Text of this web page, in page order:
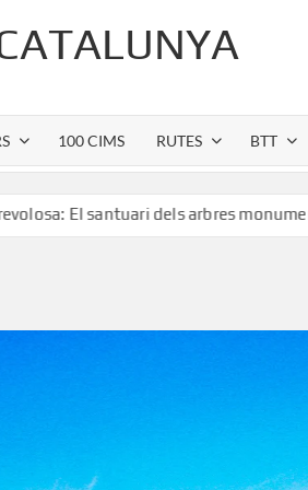
100 CIMS RUTES BTT
dels arbres monumentals